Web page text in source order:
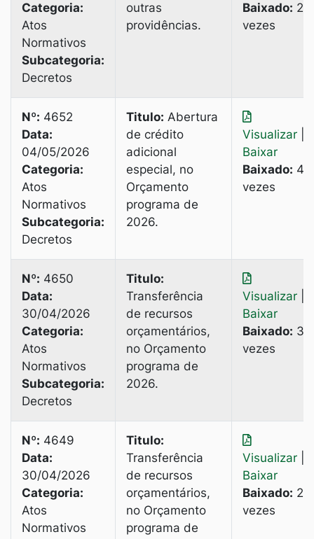
Categoria:
Atos
Normativos
Subcategoria:
Decretos
outras
providências.
Baixado: 2
vezes
Nº: 4652
Data:
04/05/2026
Categoria:
Atos
Normativos
Subcategoria:
Decretos
Titulo: Abertura
de crédito
adicional
especial, no
Orçamento
programa de
2026.
Visualizar
Baixar
Baixado: 4
vezes
Nº: 4650
Data:
30/04/2026
Categoria:
Atos
Normativos
Subcategoria:
Decretos
Titulo:
Transferência
de recursos
orçamentários,
no Orçamento
programa de
2026.
Visualizar
Baixar
Baixado: 3
vezes
Nº: 4649
Data:
30/04/2026
Categoria:
Atos
Normativos
Titulo:
Transferência
de recursos
orçamentários,
no Orçamento
programa de
Visualizar
Baixar
Baixado: 2
vezes